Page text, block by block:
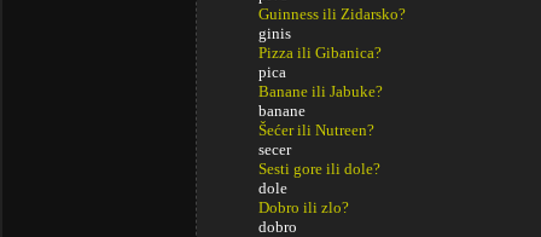
Guinness ili Zidarsko?
ginis
Pizza ili Gibanica?
pica
Banane ili Jabuke?
banane
Šećer ili Nutreen?
secer
Sesti gore ili dole?
dole
Dobro ili zlo?
dobro